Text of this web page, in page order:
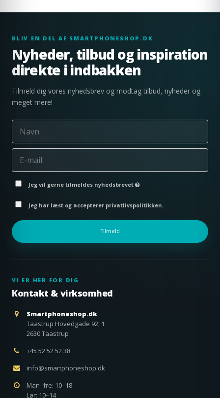
BLIV EN DEL AF SMARTPHONESHOP.DK
Nyheder, tilbud og inspiration
direkte i indbakken
Tilmeld dig vores nyhedsbrev og modtag tilbud, nyheder og
meget mere!
Jeg vil gerne tilmeldes nyhedsbrevet
Jeg har læst og accepterer privatlivspolitikken.
Tilmeld
VI ER HER FOR DIG
Kontakt & virksomhed
Smartphoneshop.dk
Taastrup Hovedgade 92, 1
2630 Taastrup
+45 52 52 52 38
info@smartphoneshop.dk
Man–fre: 10–18
Lør: 10–14